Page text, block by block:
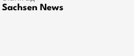
Sachsen News